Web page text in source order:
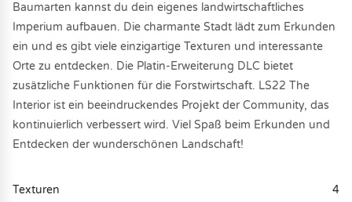
Baumarten kannst du dein eigenes landwirtschaftliches
Imperium aufbauen. Die charmante Stadt lädt zum Erkunden
ein und es gibt viele einzigartige Texturen und interessante
Orte zu entdecken. Die Platin-Erweiterung DLC bietet
zusätzliche Funktionen für die Forstwirtschaft. LS22 The
Interior ist ein beeindruckendes Projekt der Community, das
kontinuierlich verbessert wird. Viel Spaß beim Erkunden und
Entdecken der wunderschönen Landschaft!
Texturen 4